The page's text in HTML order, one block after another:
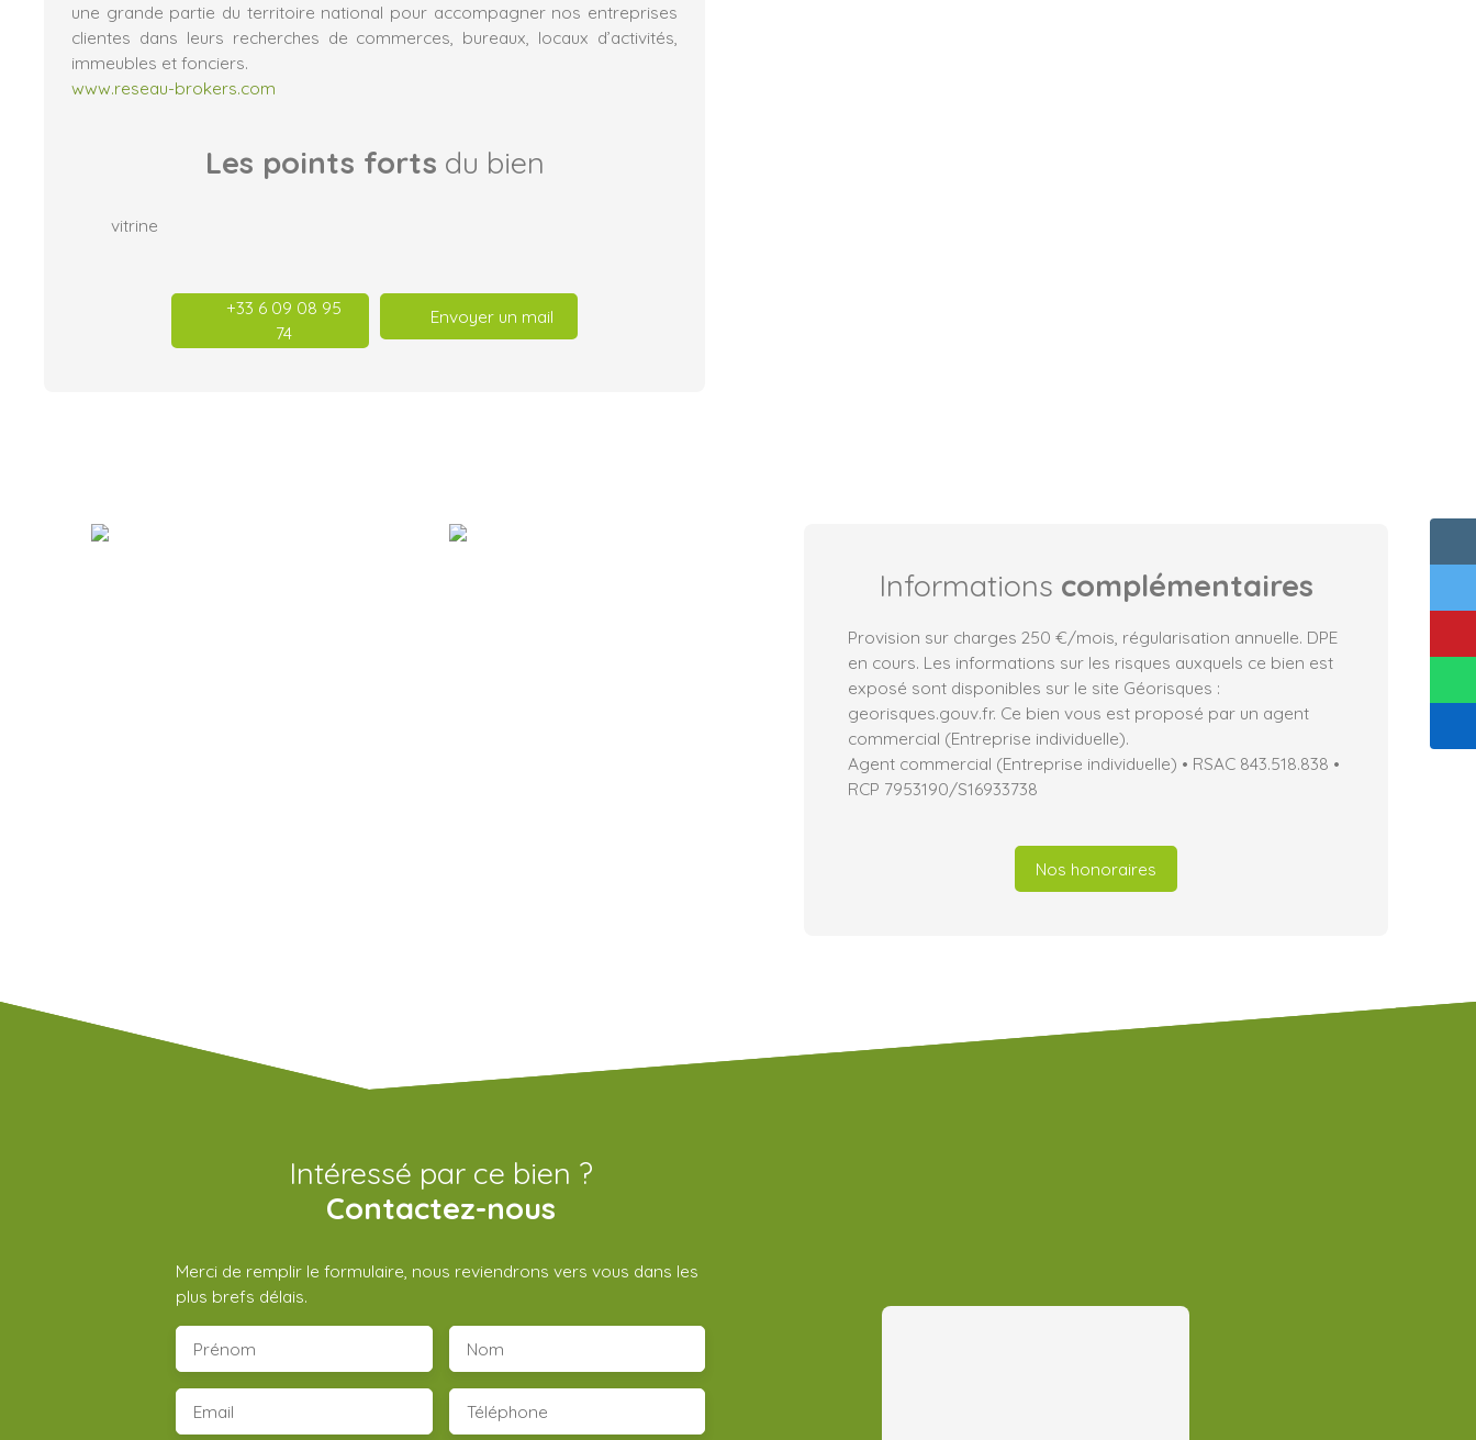
une grande partie du territoire national pour accompagner nos entreprises
clientes dans leurs recherches de commerces, bureaux, locaux d’activités,
immeubles et fonciers.
www.reseau-brokers.com
Les points forts du bien
vitrine
+33 6 09 08 95
74
Envoyer un mail
Informations complémentaires
Provision sur charges 250 €/mois, régularisation annuelle. DPE
en cours. Les informations sur les risques auxquels ce bien est
exposé sont disponibles sur le site Géorisques :
georisques.gouv.fr. Ce bien vous est proposé par un agent
commercial (Entreprise individuelle).
Agent commercial (Entreprise individuelle) • RSAC 843.518.838 •
RCP 7953190/S16933738
Nos honoraires
Intéressé par ce bien ?
Contactez-nous
Merci de remplir le formulaire, nous reviendrons vers vous dans les
plus brefs délais.
Prénom Nom
Email Téléphone